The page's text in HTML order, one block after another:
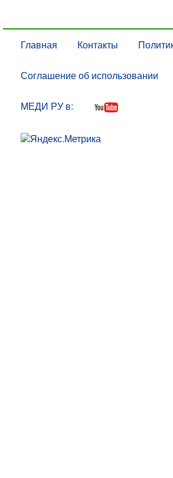
Главная Контакты
Соглашение об использовании
МЕДИ РУ в: